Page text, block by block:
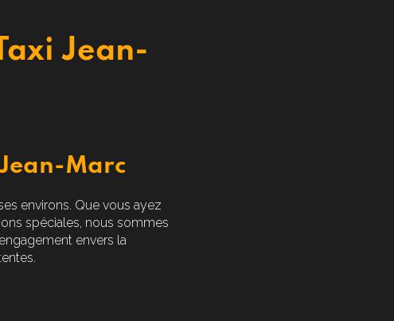
Jean-
Marc
environs. Que vous ayez
spéciales, nous sommes
envers la